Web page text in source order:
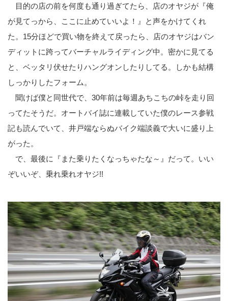
目的の店の前を何度も通り過ぎてたら、店のオヤジが『俺
が見てっから、ここに止めていいよ！』と声をかけてくれ
た。15分ほどで買い物を終えて戻ったら、店のオヤジはバン
ディットに跨ってバーチャルライディング中。密かに見てる
と、ベッタリ伏せたりハングオンしたりしてる。しかも結構
しっかりしたフォーム。
聞けば僕と同世代で、30年前は毎週あちこちの峠を走り回
ってたそうだ。オートバイ誌に連載していた僕のレース参戦
記も読んでいて、井戸端ならぬバイク端談義で大いに盛り上
がった。
で、最後に『また乗りたくなっちゃたな～』だって。いい
ぞいいぞ、乗れ乗れオヤジ!!